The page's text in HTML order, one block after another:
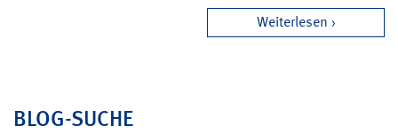
Weiterlesen
BLOG-SUCHE